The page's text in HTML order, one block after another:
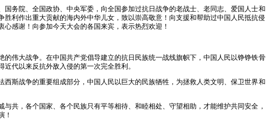
国务院、全国政协、中央军委，向全国参加过抗日战争的老战士、老同志、爱国人士和
胜利作出重大贡献的海内外中华儿女，致以崇高敬意！向支援和帮助过中国人民抵抗侵
心感谢！向参加今天大会的各国来宾，表示热烈欢迎！
的伟大战争。在中国共产党倡导建立的抗日民族统一战线旗帜下，中国人民以铮铮铁骨
代以来反抗外敌入侵的第一次完全胜利。
西斯战争的重要组成部分，中国人民以巨大的民族牺牲，为拯救人类文明、保卫世界和
与共，各个国家、各个民族只有平等相待、和睦相处、守望相助，才能维护共同安全，
！